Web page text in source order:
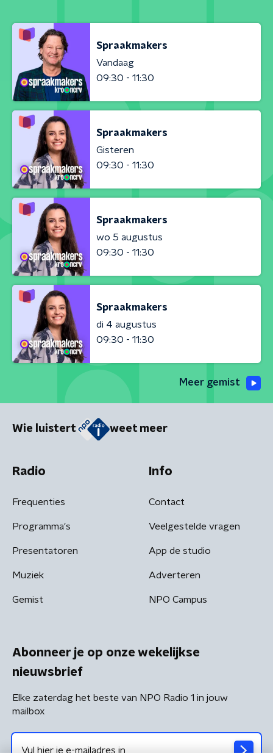
Spraakmakers
Vandaag
09:30 - 11:30
Spraakmakers
Gisteren
09:30 - 11:30
Spraakmakers
wo 5 augustus
09:30 - 11:30
Spraakmakers
di 4 augustus
09:30 - 11:30
Meer gemist
Wie luistert weet meer
Radio
Frequenties
Programma's
Presentatoren
Muziek
Gemist
Info
Contact
Veelgestelde vragen
App de studio
Adverteren
NPO Campus
Abonneer je op onze wekelijkse
nieuwsbrief
Elke zaterdag het beste van NPO Radio 1 in jouw
mailbox